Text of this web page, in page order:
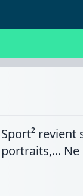
Sport² revient
portraits,...